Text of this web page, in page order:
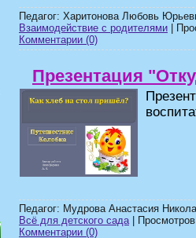
Педагог: Харитонова Любовь
Взаимодействие с родителями |
Комментарии (0)
Презентация
Педагог: Мудрова Анастасия
Всё для детского сада|
Комментарии (0)